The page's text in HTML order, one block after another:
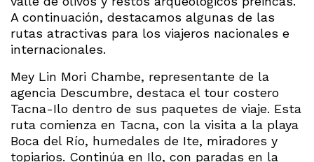
A continuación, destacamos algunas de las
rutas atractivas para los viajeros nacionales e
internacionales.
Mey Lin Mori Chambe, representante de la
agencia Descumbre, destaca el tour costero
Tacna-Ilo dentro de sus paquetes de viaje. Esta
ruta comienza en Tacna, con la visita a la playa
Boca del Río, humedales de Ite, miradores y
topiarios. Continúa en Ilo, con paradas en la